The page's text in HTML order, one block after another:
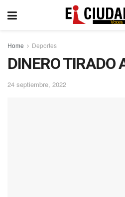
Home Deportes
DINERO TIRADO
24 septiembre, 2022